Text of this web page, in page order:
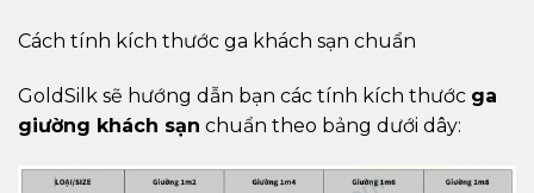
Cách tính kích thước ga khách sạn chuẩn
GoldSilk sẽ hướng dẫn bạn các tính kích thước ga
giường khách sạn chuẩn theo bảng dưới dây: